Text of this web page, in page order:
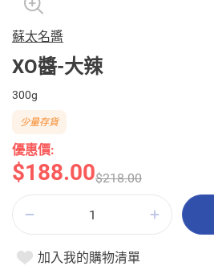
蘇太名醬
XO醬-大辣
300g
優惠價:
$188.00$218.00
少量存貨
加入我的購物清單